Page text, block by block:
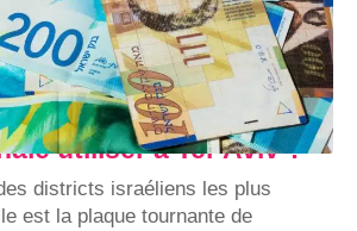
utiliser à Tel-Aviv ?
districts israéliens les plus
est la plaque tournante de